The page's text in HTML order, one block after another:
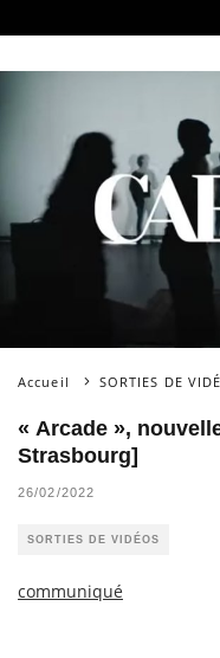
Accueil SORTIES DE
« Arcade »,
Strasbourg]
26/02/2022
SORTIES DE VIDÉOS
communiqué